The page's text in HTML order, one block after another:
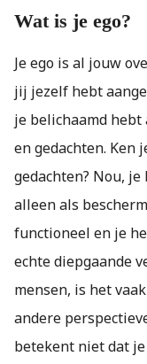
Wat is je ego?
Je ego is al jouw
jij jezelf hebt
je belichaamd hebt
en gedachten. Ken
gedachten? Nou,
alleen als
functioneel en je
echte diepgaande
mensen, is het
andere
betekent niet dat